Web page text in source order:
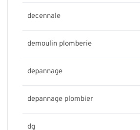
decennale
demoulin plomberie
depannage
depannage plombier
dg